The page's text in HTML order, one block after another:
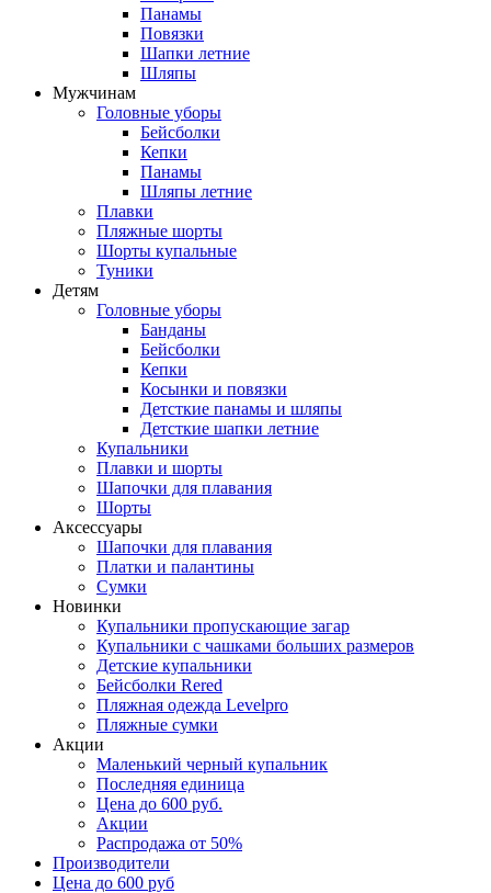
Панамы
Повязки
Шапки летние
Шляпы
Мужчинам
Головные уборы
Бейсболки
Кепки
Панамы
Шляпы летние
Плавки
Пляжные шорты
Шорты купальные
Туники
Детям
Головные уборы
Банданы
Бейсболки
Кепки
Косынки и повязки
Детсткие панамы и шляпы
Детсткие шапки летние
Купальники
Плавки и шорты
Шапочки для плавания
Шорты
Аксессуары
Шапочки для плавания
Платки и палантины
Сумки
Новинки
Купальники пропускающие загар
Купальники с чашками больших размеров
Детские купальники
Бейсболки Rered
Пляжная одежда Levelpro
Пляжные сумки
Акции
Маленький черный купальник
Последняя единица
Цена до 600 руб.
Акции
Распродажа от 50%
Производители
Цена до 600 руб